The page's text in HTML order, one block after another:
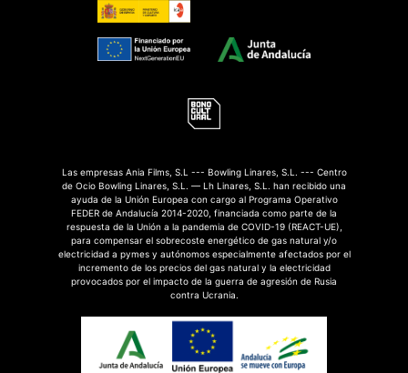
Las empresas Ania Films, S.L --- Bowling Linares, S.L. --- Centro
de Ocio Bowling Linares, S.L. — Lh Linares, S.L. han recibido una
ayuda de la Unión Europea con cargo al Programa Operativo
FEDER de Andalucía 2014-2020, financiada como parte de la
respuesta de la Unión a la pandemia de COVID-19 (REACT-UE),
para compensar el sobrecoste energético de gas natural y/o
electricidad a pymes y autónomos especialmente afectados por el
incremento de los precios del gas natural y la electricidad
provocados por el impacto de la guerra de agresión de Rusia
contra Ucrania.